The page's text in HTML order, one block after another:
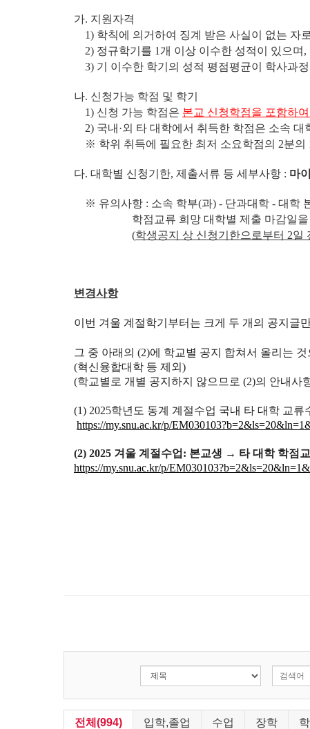
가. 지원자격
1) 학칙에 의거하여 징계 받은 사실이 없는 자
2) 정규학기를 1개 이상 이수한 성적이 있으며,
3) 기 이수한 학기의 성적 평점평균이 학사과
나. 신청가능 학점 및 학기
1) 신청 가능 학점은 본교 신청학점을 포함하
2) 국내·외 타 대학에서 취득한 학점은 소속
※ 학위 취득에 필요한 최저 소요학점의 2분의
다. 대학별 신청기한, 제출서류 등 세부사항 : 마
※ 유의사항 : 소속 학부(과) - 단과대학 - 대학
학점교류 희망 대학별 제출 마감일을 반
(학생공지 상 신청기한으로부터 2일
변경사항
이번 겨울 계절학기부터는 크게 두 개의 공지글
그 중 아래의 (2)에 학교별 공지 합쳐서 올리는
(혁신융합대학 등 제외)
(학교별로 개별 공지하지 않으므로 (2)의 안내사
(1) 2025학년도 동계 계절수업 국내 타 대학 교
https://my.snu.ac.kr/p/
(2) 2025 겨울 계절수업: 본교생 → 타 대학 학점
https://my.snu.ac.kr/p/
전체(994) 입학,졸업 수업 장학